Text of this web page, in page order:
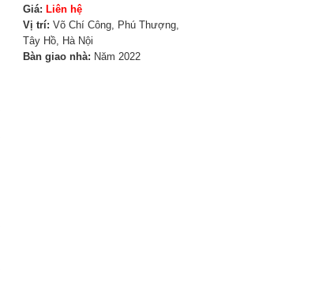
Giá: Liên hệ
Vị trí: Võ Chí Công, Phú Thượng,
Tây Hồ, Hà Nội
Bàn giao nhà: Năm 2022